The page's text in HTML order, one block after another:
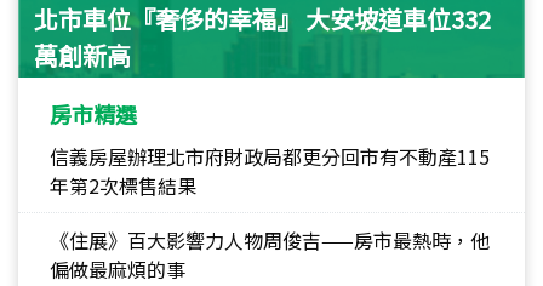
北市車位『奢侈的幸福』 大安坡道車位332
萬創新高
房市精選
信義房屋辦理北市府財政局都更分回市有不動產115
年第2次標售結果
《住展》百大影響力人物周俊吉——房市最熱時，他
偏做最麻煩的事